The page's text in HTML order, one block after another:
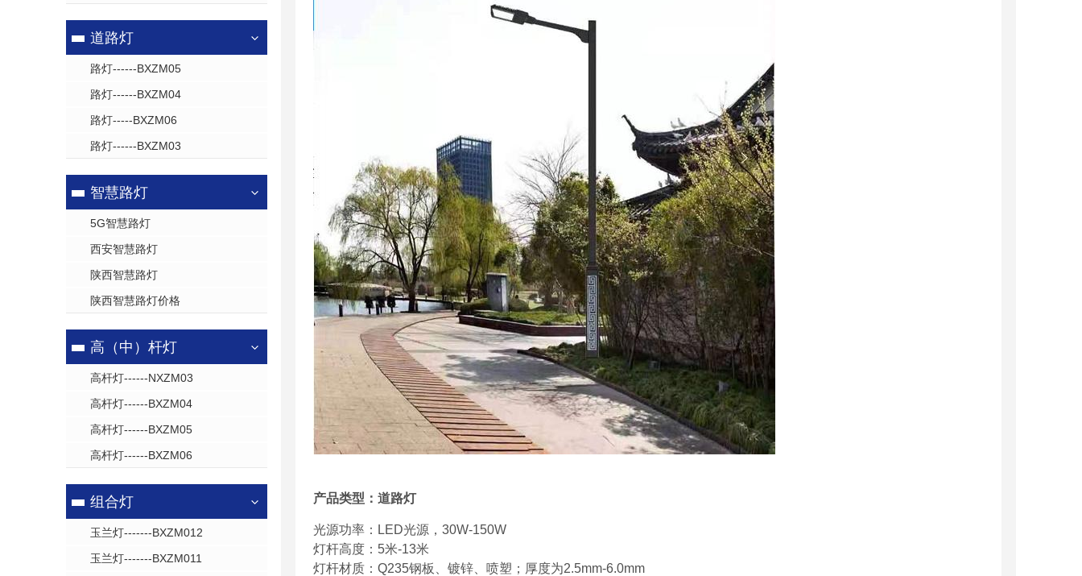
道路灯
路灯------BXZM05
路灯------BXZM04
路灯-----BXZM06
路灯------BXZM03
智慧路灯
5G智慧路灯
西安智慧路灯
陕西智慧路灯
陕西智慧路灯价格
高（中）杆灯
高杆灯------NXZM03
高杆灯------BXZM04
高杆灯------BXZM05
高杆灯------BXZM06
组合灯
玉兰灯-------BXZM012
玉兰灯-------BXZM011
产品类型：道路灯
光源功率：LED光源，30W-150W
灯杆高度：5米-13米
灯杆材质：Q235钢板、镀锌、喷塑；厚度为2.5mm-6.0mm